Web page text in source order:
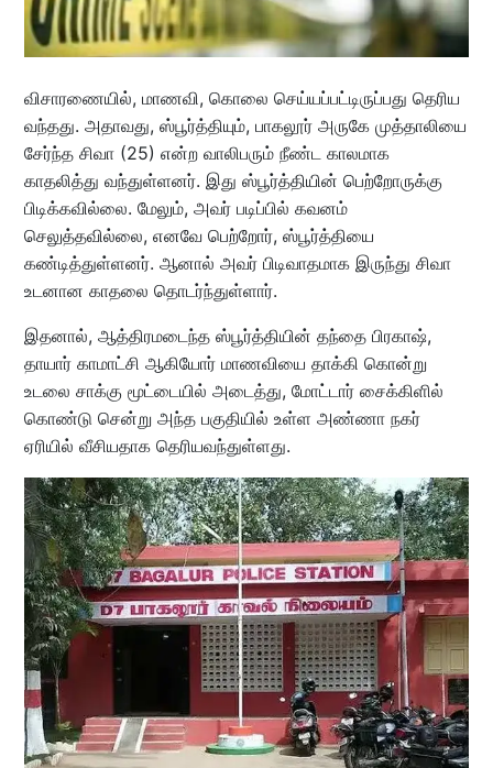
விசாரணையில், மாணவி, கொலை செய்யப்பட்டிருப்பது தெரிய
வந்தது. அதாவது, ஸ்பூர்த்தியும், பாகலூர் அருகே முத்தாலியை
சேர்ந்த சிவா (25) என்ற வாலிபரும் நீண்ட காலமாக
காதலித்து வந்துள்ளனர். இது ஸ்பூர்த்தியின் பெற்றோருக்கு
பிடிக்கவில்லை. மேலும், அவர் படிப்பில் கவனம்
செலுத்தவில்லை, எனவே பெற்றோர், ஸ்பூர்த்தியை
கண்டித்துள்ளனர். ஆனால் அவர் பிடிவாதமாக இருந்து சிவா
உடனான காதலை தொடர்ந்துள்ளார்.
இதனால், ஆத்திரமடைந்த ஸ்பூர்த்தியின் தந்தை பிரகாஷ்,
தாயார் காமாட்சி ஆகியோர் மாணவியை தாக்கி கொன்று
உடலை சாக்கு மூட்டையில் அடைத்து, மோட்டார் சைக்கிளில்
கொண்டு சென்று அந்த பகுதியில் உள்ள அண்ணா நகர்
ஏரியில் வீசியதாக தெரியவந்துள்ளது.